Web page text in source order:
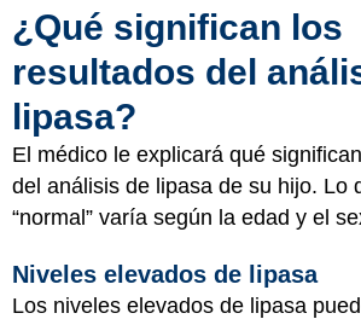
¿Qué significan los
resultados del
lipasa?
El médico le explicará qué
del análisis de lipasa de su hijo. Lo
“normal” varía según la edad y el
Niveles elevados de lipasa
Los niveles elevados de lipasa